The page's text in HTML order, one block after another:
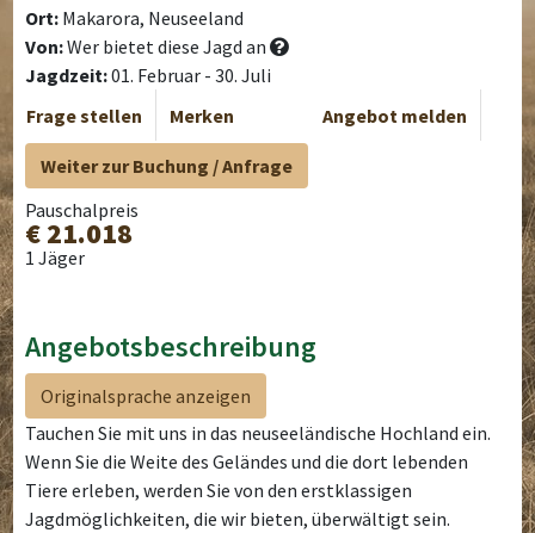
Ort: Makarora, Neuseeland
Von:Wer bietet diese Jagd an
Jagdzeit:01. Februar - 30. Juli
Frage stellen
Merken Angebot melden
Weiter zur Buchung / Anfrage
Pauschalpreis
€ 21.018
1 Jäger
Angebotsbeschreibung
Originalsprache anzeigen
Tauchen Sie mit uns in das neuseeländische Hochland ein.
Wenn Sie die Weite des Geländes und die dort lebenden
Tiere erleben, werden Sie von den erstklassigen
Jagdmöglichkeiten, die wir bieten, überwältigt sein.